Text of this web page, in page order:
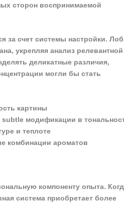
сторон воспринимаемой
за счет системы настройки.
укрепляя анализ релевантной
деликатные различия,
могли бы стать
картины
модификации в
и теплоте
комбинации ароматов
компоненту опыта.
система приобретает более